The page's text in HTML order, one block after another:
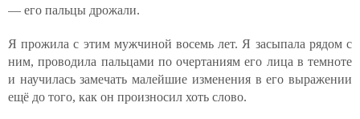
— его пальцы дрожали.
Я прожила с этим мужчиной восемь лет. Я засыпала рядом с
ним, проводила пальцами по очертаниям его лица в темноте
и научилась замечать малейшие изменения в его выражении
ещё до того, как он произносил хоть слово.